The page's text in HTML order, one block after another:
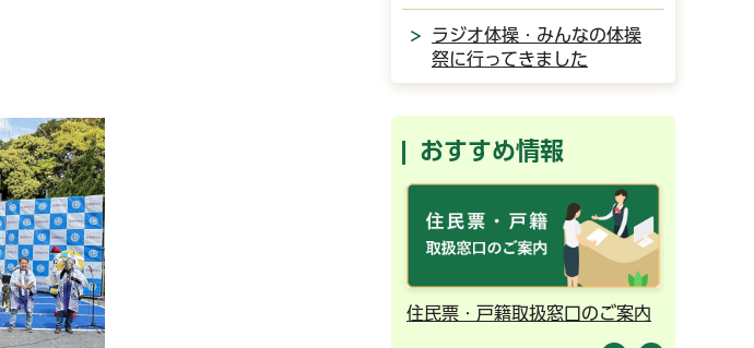
）
ラジオ体操・みんなの体操
祭に行ってきました
おすすめ情報
住民票・戸籍取扱窓口のご案内